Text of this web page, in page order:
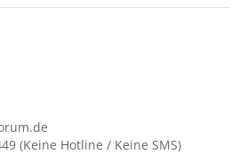
(Keine Hotline / Keine SMS)